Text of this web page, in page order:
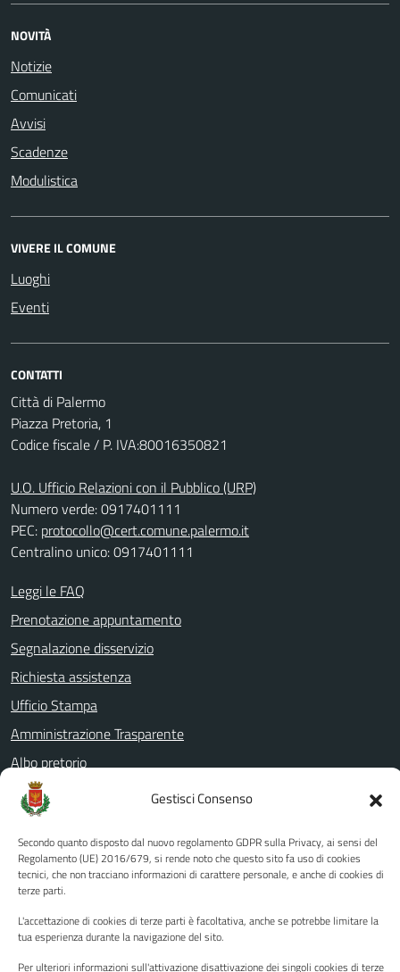
Gestisci Consenso
Secondo quanto disposto dal nuovo regolamento GDPR sulla Privacy, ai sensi del
Regolamento (UE) 2016/679, si rende noto che questo sito fa uso di cookies
tecnici, che non tracciano informazioni di carattere personale, e anche di cookies di
terze parti.
L'accettazione di cookies di terze parti è facoltativa, anche se potrebbe limitare la
tua esperienza durante la navigazione del sito.
Per ulteriori informazioni sull'attivazione disattivazione dei singoli cookies di terze
NOVITÀ
Notizie
Comunicati
Avvisi
Scadenze
Modulistica
VIVERE IL COMUNE
Luoghi
Eventi
CONTATTI
Città di Palermo
Piazza Pretoria, 1
Codice fiscale / P. IVA:80016350821
U.O. Ufficio Relazioni con il Pubblico (URP)
Numero verde: 0917401111
PEC: protocollo@cert.comune.palermo.it
Centralino unico: 0917401111
Leggi le FAQ
Prenotazione appuntamento
Segnalazione disservizio
Richiesta assistenza
Ufficio Stampa
Amministrazione Trasparente
Albo pretorio
Informativa privacy
Note legali
Dichiarazione di accessibilità
Piano di miglioramento del sito
SEGUICI SU